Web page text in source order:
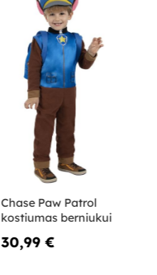
Chase Paw Patrol
kostiumas berniukui
30,99 €